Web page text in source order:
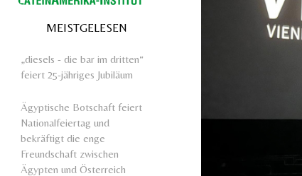
MEISTGELESEN
„diesels - die bar im dritten“
feiert 25-jähriges Jubiläum
Ägyptische Botschaft feiert
Nationalfeiertag und
bekräftigt die enge
Freundschaft zwischen
Ägypten und Österreich